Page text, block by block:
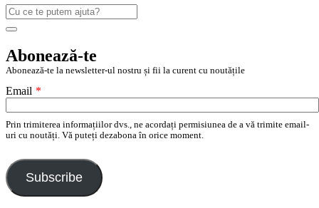
Caută
după:
Search
Abonează-te
Abonează-te la newsletter-ul nostru și fii la curent cu noutățile
Email *
Prin trimiterea informațiilor dvs., ne acordați permisiunea de a vă trimite email-
uri cu noutăți. Vă puteți dezabona în orice moment.
Subscribe